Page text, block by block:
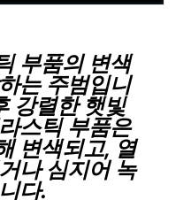
부품의 변색
는 주범입니
강렬한 햇빛
스틱 부품은
변색되고, 열
나 심지어 녹
다.